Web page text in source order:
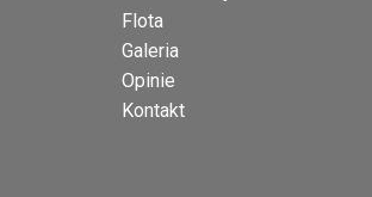
Flota
Galeria
Opinie
Kontakt